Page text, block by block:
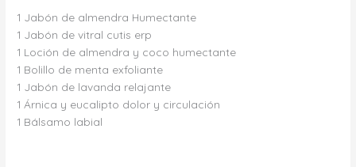
1 Jabón de almendra Humectante
1 Jabón de vitral cutis erp
1 Loción de almendra y coco humectante
1 Bolillo de menta exfoliante
1 Jabón de lavanda relajante
1 Árnica y eucalipto dolor y circulación
1 Bálsamo labial